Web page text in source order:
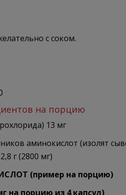
с соком.
на порцию
13 мг
аминокислот (изолят
г (2800 мг)
(пример на порцию)
на порцию из 4 капсул)